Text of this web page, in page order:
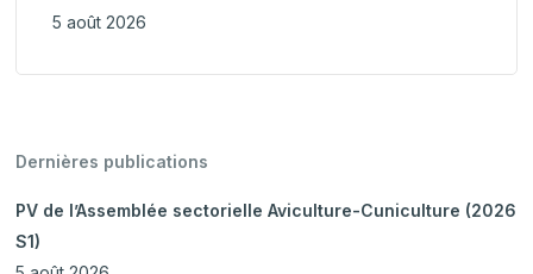
5 août 2026
Dernières publications
PV de l’Assemblée sectorielle Aviculture-Cuniculture (2026
S1)